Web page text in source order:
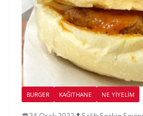
BURGER KAĞITHANE NE YİYELİM